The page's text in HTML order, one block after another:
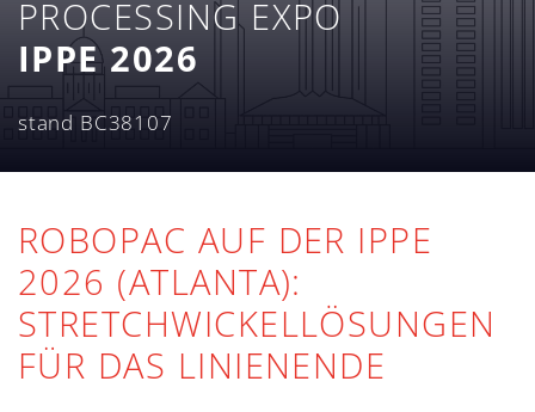
PROCESSING EXPO
IPPE 2026
stand BC38107
ROBOPAC AUF DER IPPE
2026 (ATLANTA):
STRETCHWICKELLÖSUNGEN
FÜR DAS LINIENENDE